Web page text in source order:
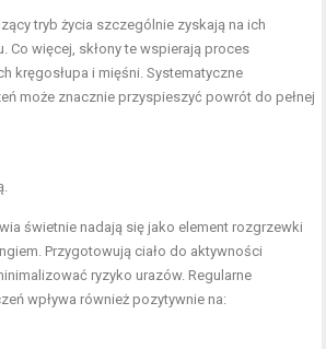
tryb życia szczególnie zyskają na ich
Co więcej, skłony te wspierają proces
kręgosłupa i mięśni. Systematyczne
może znacznie przyspieszyć powrót do pełnej
świetnie nadają się jako element rozgrzewki
Przygotowują ciało do aktywności
ryzyko urazów. Regularne
wpływa również pozytywnie na: